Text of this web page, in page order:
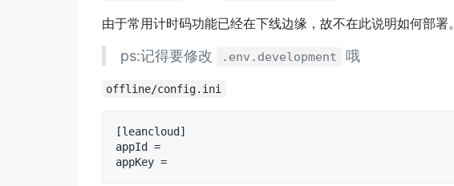
由于常用计时码功能已经在下线边缘，故不在此说明如何部署。
ps:记得要修改 .env.development 哦
offline/config.ini
[leancloud]
appId =